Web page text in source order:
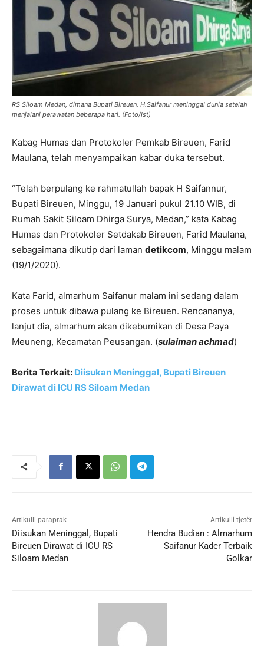
RS Siloam Medan, dimana Bupati Bireuen, H.Saifanur meninggal dunia setelah
menjalani perawatan beberapa hari. (Foto/Ist)
Kabag Humas dan Protokoler Pemkab Bireuen, Farid
Maulana, telah menyampaikan kabar duka tersebut.
“Telah berpulang ke rahmatullah bapak H Saifannur,
Bupati Bireuen, Minggu, 19 Januari pukul 21.10 WIB, di
Rumah Sakit Siloam Dhirga Surya, Medan,” kata Kabag
Humas dan Protokoler Setdakab Bireuen, Farid Maulana,
sebagaimana dikutip dari laman detikcom, Minggu malam
(19/1/2020).
Kata Farid, almarhum Saifanur malam ini sedang dalam
proses untuk dibawa pulang ke Bireuen. Rencananya,
lanjut dia, almarhum akan dikebumikan di Desa Paya
Meuneng, Kecamatan Peusangan. (sulaiman achmad)
Berita Terkait: Diisukan Meninggal, Bupati Bireuen
Dirawat di ICU RS Siloam Medan
Artikulli paraprak
Diisukan Meninggal, Bupati
Bireuen Dirawat di ICU RS
Siloam Medan
Artikulli tjetër
Hendra Budian : Almarhum
Saifanur Kader Terbaik
Golkar